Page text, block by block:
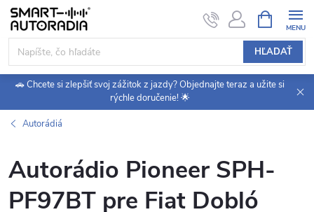
Prejsť
obsah
HĽADAŤ
KOŠÍK
🚗 Chcete si zlepšiť svoj zážitok z jazdy? Objednajte teraz a užite si
rýchle doručenie! 🌟
Autorádiá
Autorádio Pioneer SPH-
PF97BT pre Fiat Dobló